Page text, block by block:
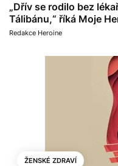
„Dřív se rodilo bez
Tálibánu,“ říká Moje
Redakce Heroine
ŽENSKÉ ZDRAVÍ